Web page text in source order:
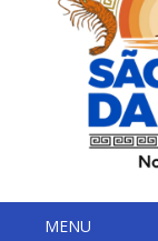
MENU